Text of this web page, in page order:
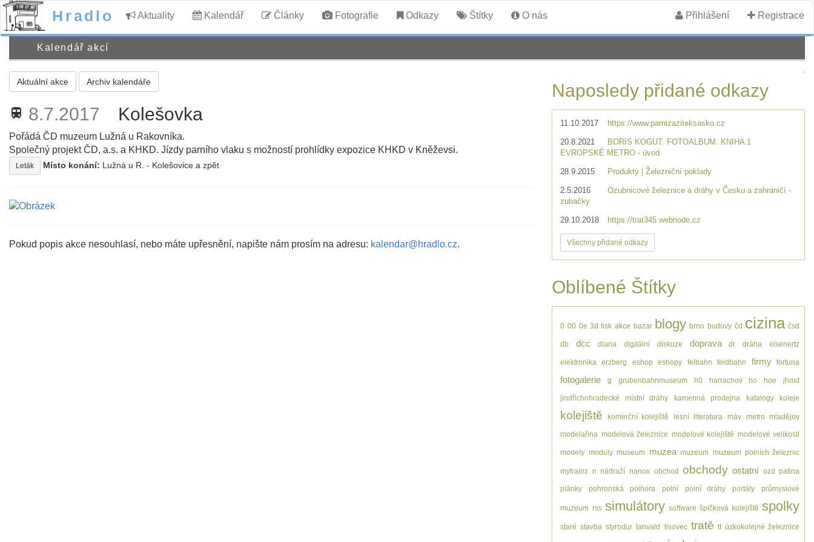
Hradlo Aktuality Kalendář Články Fotografie Odkazy Štítky O nás Přihlášení Registrace
Kalendář akcí
Aktuální akce Archiv kalendáře
train 8.7.2017 Kolešovka
Pořádá ČD muzeum Lužná u Rakovníka.
Společný projekt ČD, a.s. a KHKD. Jízdy parního vlaku s možností prohlídky expozice KHKD v Kněževsi.
Leták Místo konání: Lužná u R. - Kolešovice a zpět
Pokud popis akce nesouhlasí, nebo máte upřesnění, napište nám prosím na adresu: kalendar@hradlo.cz.
Naposledy přidané odkazy
11.10.2017 https://www.parnizaziteksasko.cz
20.8.2021
BORIS KOGUT. FOTOALBUM. KNIHA 1
EVROPSKÉ METRO - úvod
28.9.2015 Produkty | Železniční poklady
2.5.2016
Ozubnicové železnice a dráhy v Česku a zahraničí -
zubačky
29.10.2018 https://trat345.webnode.cz
Všechny přidané odkazy
Oblíbené Štítky
0 00 0e 3d tisk akce bazar blogy brno budovy čd cizina čsd
db dcc diana digitální diskuze doprava dr dráha eisenertz
elektronika erzberg eshop eshopy felbahn feldbahn firmy fortuna
fotogalerie g grubenbahnmuseum h0 harrachov ho hoe jhmd
jindřichohradecké místní dráhy kamenná prodejna katalogy koleje
kolejiště komerční kolejiště lesní literatura máv metro mladějov
modelařina modelová železnice modelové kolejiště modelové velikosti
modely moduly museum muzea muzeum muzeum polních železnic
mytrainz n nádraží nanox obchod obchody ostatní ozd patina
plánky pohronská polhora polní polní dráhy portály průmyslové
muzeum rss simulátory software špičková kolejiště spolky
staré stavba styrodur tanvald tisovec tratě tt úzkokolejné železnice